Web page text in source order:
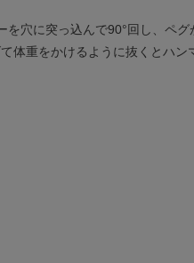
穴に突っ込んで90°回し、ペ
体重をかけるように抜くとハ